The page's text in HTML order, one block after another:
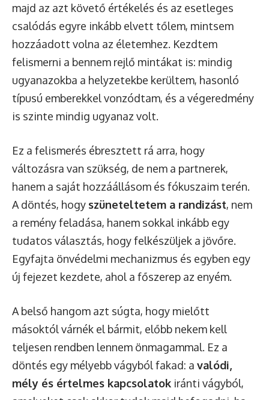
majd az azt követő értékelés és az esetleges
csalódás egyre inkább elvett tőlem, mintsem
hozzáadott volna az életemhez. Kezdtem
felismerni a bennem rejlő mintákat is: mindig
ugyanazokba a helyzetekbe kerültem, hasonló
típusú emberekkel vonzódtam, és a végeredmény
is szinte mindig ugyanaz volt.
Ez a felismerés ébresztett rá arra, hogy
változásra van szükség, de nem a partnerek,
hanem a saját hozzáállásom és fókuszaim terén.
A döntés, hogy szüneteltetem a randizást, nem
a remény feladása, hanem sokkal inkább egy
tudatos választás, hogy felkészüljek a jövőre.
Egyfajta önvédelmi mechanizmus és egyben egy
új fejezet kezdete, ahol a főszerep az enyém.
A belső hangom azt súgta, hogy mielőtt
másoktól várnék el bármit, előbb nekem kell
teljesen rendben lennem önmagammal. Ez a
döntés egy mélyebb vágyból fakad: a valódi,
mély és értelmes kapcsolatok iránti vágyból,